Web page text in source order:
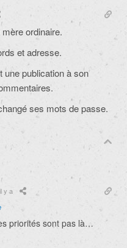
ordinaire.
et adresse.
une publication à son
ses mots de passe.
y a
priorités sont pas là…